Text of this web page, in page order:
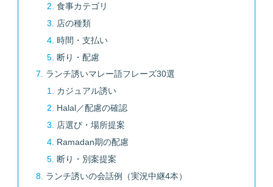
食事カテゴリ
店の種類
時間・支払い
断り・配慮
ランチ誘いマレー語フレーズ30選
カジュアル誘い
Halal／配慮の確認
店選び・場所提案
Ramadan期の配慮
断り・別案提案
ランチ誘いの会話例（実況中継4本）